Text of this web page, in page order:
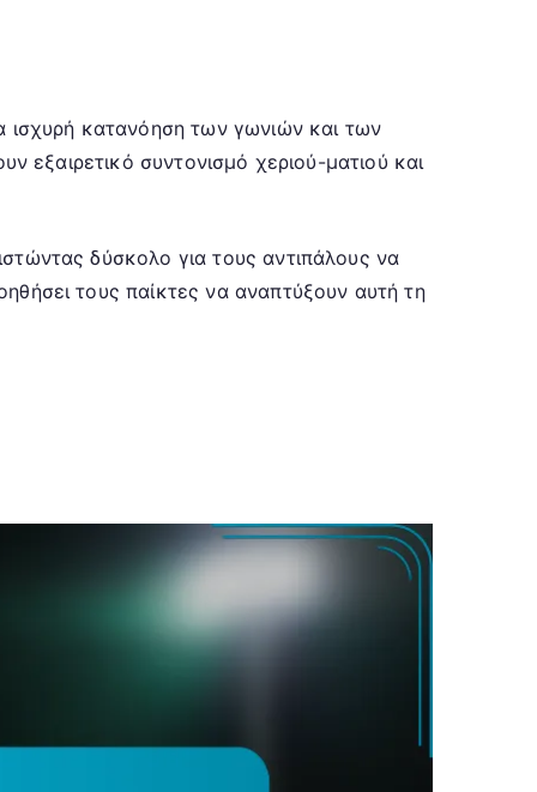
ισχυρή κατανόηση των γωνιών και των
εξαιρετικό συντονισμό χεριού-ματιού και
δύσκολο για τους αντιπάλους να
τους παίκτες να αναπτύξουν αυτή τη